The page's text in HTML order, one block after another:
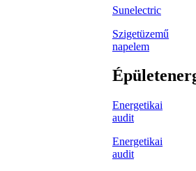
Sunelectric
Szigetüzemű
napelem
Energetikai
audit
Energetikai
audit